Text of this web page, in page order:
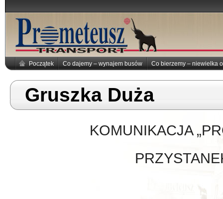
Początek Co dajemy – wynajem busów Co bierzemy – niewielka
Gruszka Duża
KOMUNIKACJA